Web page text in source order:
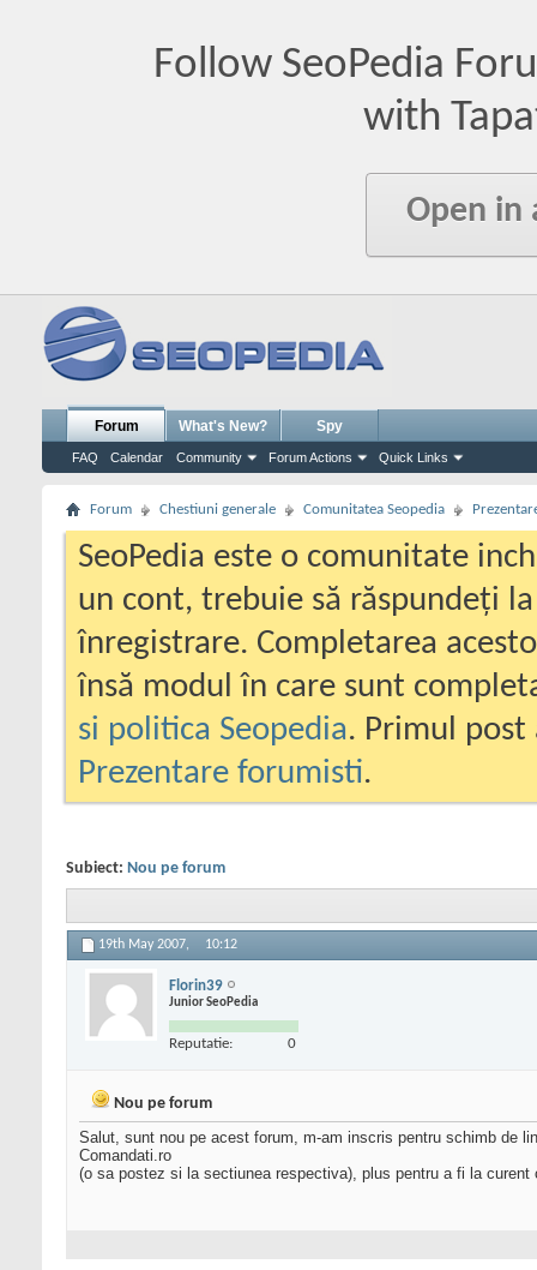
Follow SeoPedia
with
Open in
Forum
FAQ Calendar Community Forum Actions Quick Links
What's New? Spy
Forum Chestiuni generale Comunitatea Seopedia
SeoPedia este o comunitate
un cont, trebuie să răspundeți
înregistrare. Completarea
însă modul în care sunt
si politica Seopedia. Primul
Prezentare forumisti.
Subiect: Nou pe forum
19th May 2007, 10:12
Florin39
Junior SeoPedia
Reputatie: 0
Nou pe forum
Salut, sunt nou pe acest forum, m-am inscris pentru schimb de
Comandati.ro
(o sa postez si la sectiunea respectiva), plus pentru a fi la